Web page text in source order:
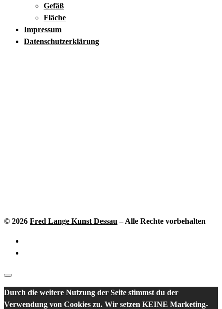
Gefäß
Fläche
Impressum
Datenschutzerklärung
© 2026 Fred Lange Kunst Dessau – Alle Rechte vorbehalten
Durch die weitere Nutzung der Seite stimmst du der
Verwendung von Cookies zu. Wir setzen KEINE Marketing-